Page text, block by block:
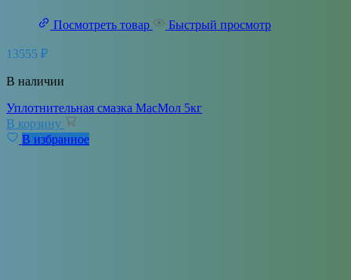
Посмотреть товар Быстрый просмотр
13555 ₽
В наличии
Уплотнительная смазка МасМол 5кг
В корзину
В избранное